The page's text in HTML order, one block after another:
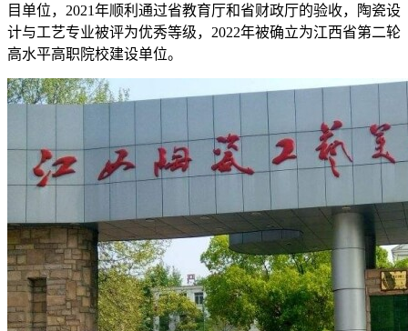
目单位，2021年顺利通过省教育厅和省财政厅的验收，陶瓷设
计与工艺专业被评为优秀等级，2022年被确立为江西省第二轮
高水平高职院校建设单位。